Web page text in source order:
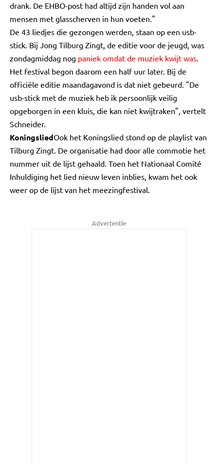
drank. De EHBO-post had altijd zijn handen vol aan
mensen met glasscherven in hun voeten."
De 43 liedjes die gezongen werden, staan op een usb-
stick. Bij Jong Tilburg Zingt, de editie voor de jeugd, was
zondagmiddag nog paniek omdat de muziek kwijt was.
Het festival begon daarom een half uur later. Bij de
officiële editie maandagavond is dat niet gebeurd. "De
usb-stick met de muziek heb ik persoonlijk veilig
opgeborgen in een kluis, die kan niet kwijtraken", vertelt
Schneider.
KoningsliedOok het Koningslied stond op de playlist van
Tilburg Zingt. De organisatie had door alle commotie het
nummer uit de lijst gehaald. Toen het Nationaal Comité
Inhuldiging het lied nieuw leven inblies, kwam het ook
weer op de lijst van het meezingfestival.
Advertentie